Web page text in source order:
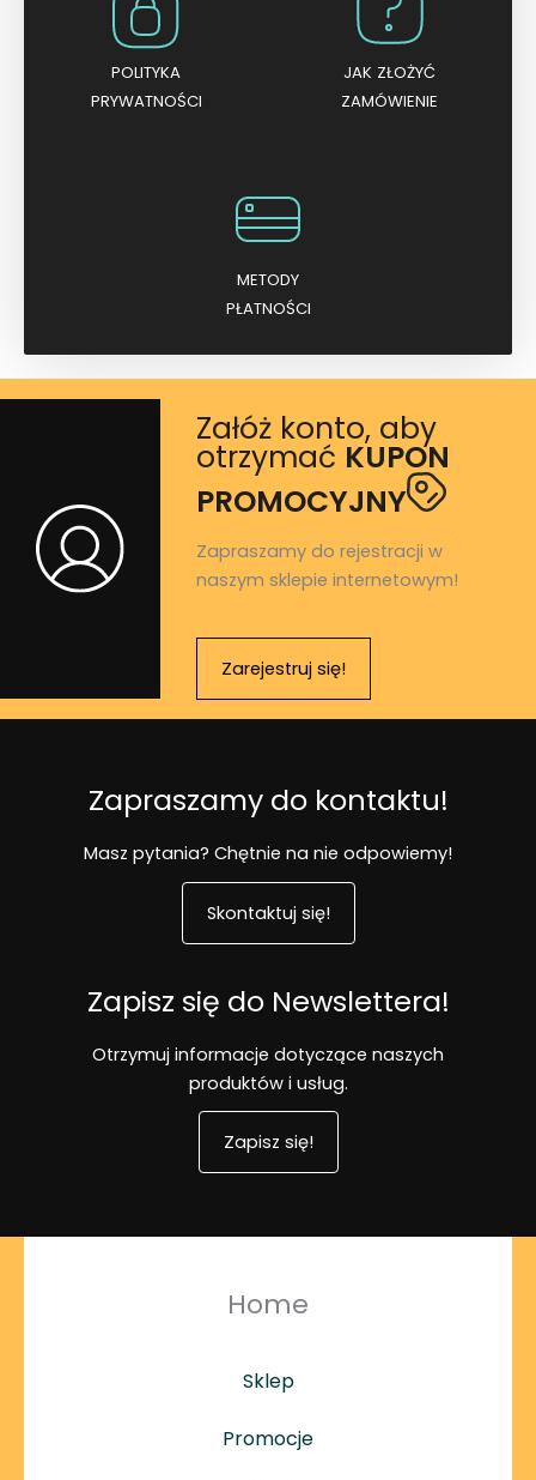
POLITYKA
PRYWATNOŚCI
JAK ZŁOŻYĆ
ZAMÓWIENIE
METODY
PŁATNOŚCI
Załóż konto, aby
otrzymać KUPON
PROMOCYJNY
Zapraszamy do rejestracji w
naszym sklepie internetowym!
Zarejestruj się!
Zapraszamy do kontaktu!
Masz pytania? Chętnie na nie odpowiemy!
Skontaktuj się!
Zapisz się do Newslettera!
Otrzymuj informacje dotyczące naszych
produktów i usług.
Zapisz się!
Home
Sklep
Promocje